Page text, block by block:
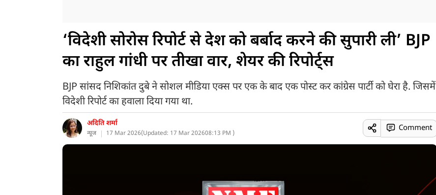
‘विदेशी सोरोस रिपोर्ट से देश को बर्बाद करने की सुपारी ली’ BJP
का राहुल गांधी पर तीखा वार, शेयर की रिपोर्ट्स
BJP सांसद निशिकांत दुबे ने सोशल मीडिया एक्स पर एक के बाद एक पोस्ट कर कांग्रेस पार्टी को घेरा है. जिसमें
विदेशी रिपोर्ट का हवाला दिया गया था.
अदिति शर्मा
न्यूज 17 Mar 2026(Updated: 17 Mar 202608:13 PM )
Comment